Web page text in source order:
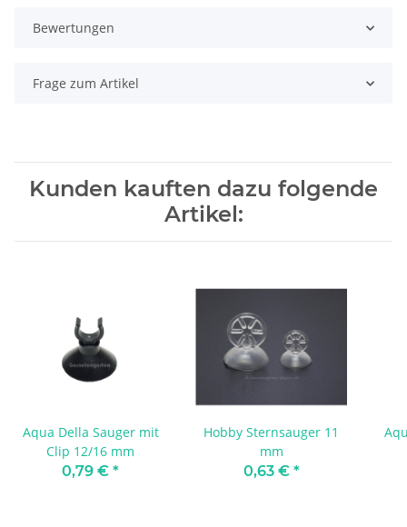
Bewertungen
Frage zum Artikel
Kunden kauften dazu folgende
Artikel:
Aqua Della Sauger mit
Clip 12/16 mm
0,79 € *
Hobby Sternsauger 11
mm
0,63 € *